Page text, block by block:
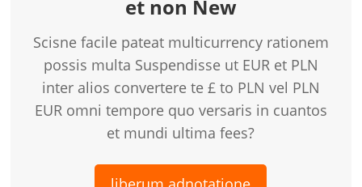
et non New
Scisne facile pateat multicurrency rationem
possis multa Suspendisse ut EUR et PLN
inter alios convertere te £ to PLN vel PLN
EUR omni tempore quo versaris in cuantos
et mundi ultima fees?